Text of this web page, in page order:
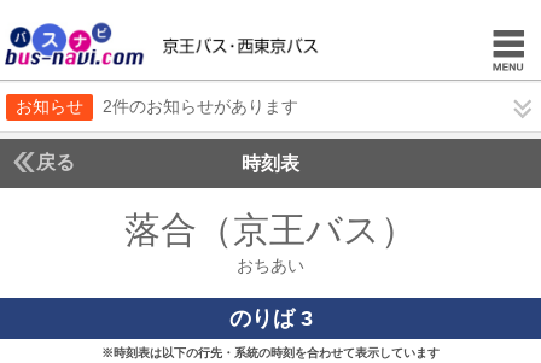
お知らせ 2件のお知らせがあります
戻る 時刻表
落合（京王バス）
おちあい
のりば 3
※時刻表は以下の行先・系統の時刻を合わせて表示しています